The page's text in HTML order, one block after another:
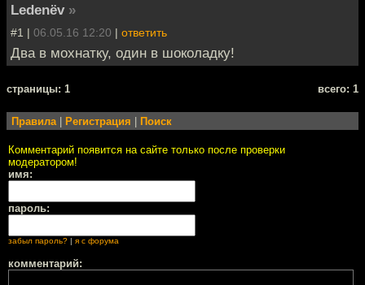
Ledenёv »
#1 | 06.05.16 12:20 | ответить
Два в мохнатку, один в шоколадку!
cтраницы: 1 всего: 1
Правила Регистрация Поиск
Комментарий появится на сайте только после проверки
модератором!
имя:
пароль:
забыл пароль? | я с форума
комментарий: